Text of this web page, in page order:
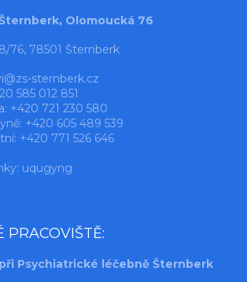
Olomoucká 76
76, 78501 Šternberk
sternberk.cz
585 012 851
+420 721 230 580
+420 605 489 539
+420 771 526 646
uqugyng
PRACOVIŠTĚ:
Psychiatrické léčebně Šternberk